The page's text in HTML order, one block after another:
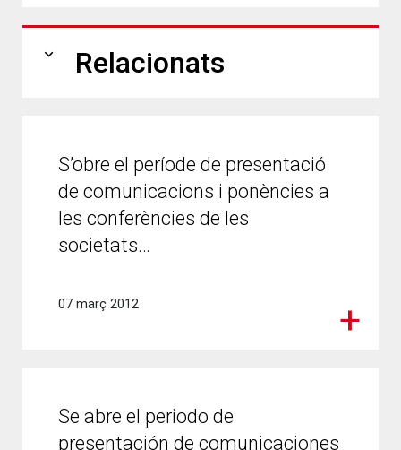
expand_more Relacionats
S’obre el període de presentació
de comunicacions i ponències a
les conferències de les
societats…
07 març 2012
Se abre el periodo de
presentación de comunicaciones